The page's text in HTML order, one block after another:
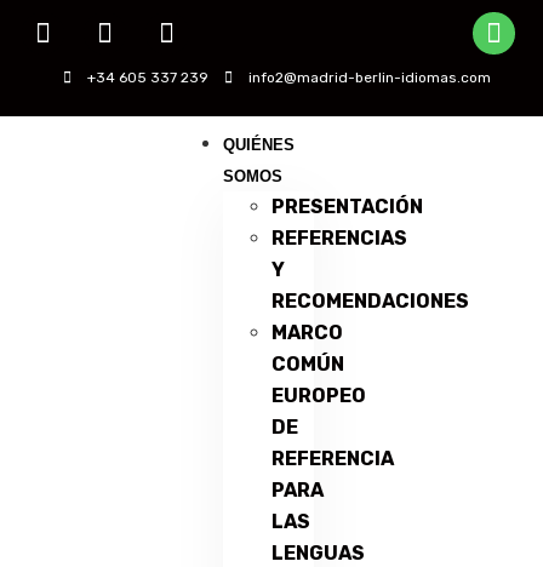
+34 605 337 239 info2@madrid-berlin-idiomas.com
QUIÉNES
SOMOS
PRESENTACIÓN
REFERENCIAS
Y
RECOMENDACIONES
MARCO
COMÚN
EUROPEO
DE
REFERENCIA
PARA
LAS
LENGUAS